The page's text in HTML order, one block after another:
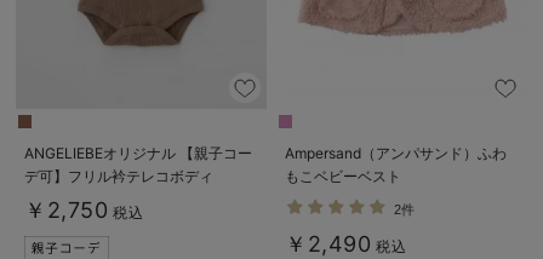
ANGELIEBEオリジナル 【親子コー
デ可】フリル衿テレコボディ
￥2,750 税込
Ampersand（アンパサンド）ふわ
もこベビーベスト
2件
￥2,490 税込